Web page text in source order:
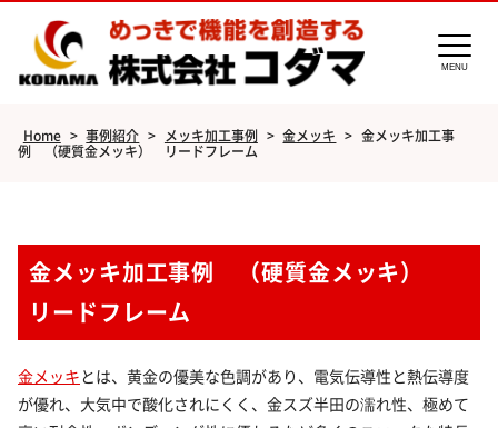
MENU
Home > 事例紹介 > メッキ加工事例 > 金メッキ > 金メッキ加工事
例 （硬質金メッキ） リードフレーム
金メッキ加工事例 （硬質金メッキ）
リードフレーム
金メッキとは、黄金の優美な色調があり、電気伝導性と熱伝導度
が優れ、大気中で酸化されにくく、金スズ半田の濡れ性、極めて